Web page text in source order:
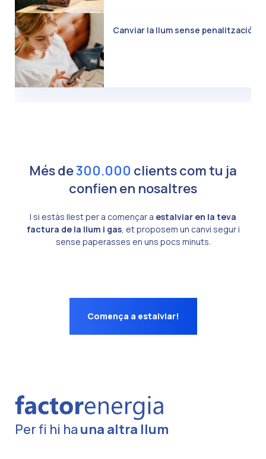
Canviar la llum sense penalització:
Més de300.000 clients com tu ja
confien en nosaltres
I si estàs llest per a començar a estalviar en la teva
factura de la llum i gas, et proposem un canvi segur i
sense paperasses en uns pocs minuts.
Comença a estalviar!
Per fi hi ha una altra llum